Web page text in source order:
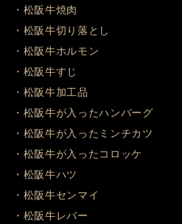
・松阪牛焼肉
・松阪牛切り落とし
・松阪牛ホルモン
・松阪牛すじ
・松阪牛加工品
・松阪牛が入ったハンバーグ
・松阪牛が入ったミンチカツ
・松阪牛が入ったコロッケ
・松阪牛ハツ
・松阪牛センマイ
・松阪牛レバー